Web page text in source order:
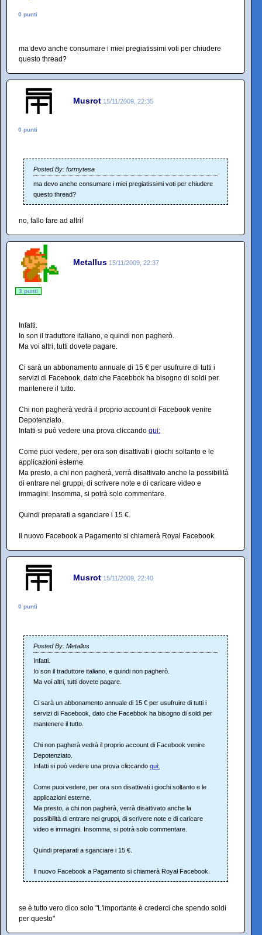
0 punti
ma devo anche consumare i miei pregiatissimi voti per chiudere
questo thread?
Musrot 15/11/2009, 22:35
0 punti
Posted By: formytesa
ma devo anche consumare i miei pregiatissimi voti per chiudere
questo thread?
no, fallo fare ad altri!
Metallus 15/11/2009, 22:37
3 punti
Infatti.
Io son il traduttore italiano, e quindi non pagherò.
Ma voi altri, tutti dovete pagare.
Ci sarà un abbonamento annuale di 15 € per usufruire di tutti i
servizi di Facebook, dato che Facebbok ha bisogno di soldi per
mantenere il tutto.
Chi non pagherà vedrà il proprio account di Facebook venire
Depotenziato.
Infatti si può vedere una prova cliccando qui:
Come puoi vedere, per ora son disattivati i giochi soltanto e le
applicazioni esterne.
Ma presto, a chi non pagherà, verrà disattivato anche la possibilità
di entrare nei gruppi, di scrivere note e di caricare video e
immagini. Insomma, si potrà solo commentare.
Quindi preparati a sganciare i 15 €.
Il nuovo Facebook a Pagamento si chiamerà Royal Facebook.
Musrot 15/11/2009, 22:40
0 punti
Posted By: Metallus
Infatti.
Io son il traduttore italiano, e quindi non pagherò.
Ma voi altri, tutti dovete pagare.
Ci sarà un abbonamento annuale di 15 € per usufruire di tutti i
servizi di Facebook, dato che Facebbok ha bisogno di soldi per
mantenere il tutto.
Chi non pagherà vedrà il proprio account di Facebook venire
Depotenziato.
Infatti si può vedere una prova cliccando qui:
Come puoi vedere, per ora son disattivati i giochi soltanto e le
applicazioni esterne.
Ma presto, a chi non pagherà, verrà disattivato anche la
possibilità di entrare nei gruppi, di scrivere note e di caricare
video e immagini. Insomma, si potrà solo commentare.
Quindi preparati a sganciare i 15 €.
Il nuovo Facebook a Pagamento si chiamerà Royal Facebook.
se è tutto vero dico solo "L'importante è crederci che spendo soldi
per questo"